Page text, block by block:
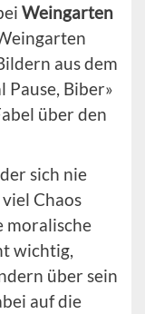
Weingarten
aus dem
Pause, Biber»
über den
sich nie
Chaos
moralische
wichtig,
über sein
auf die